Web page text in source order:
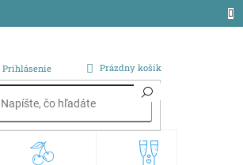
Prihlásenie
NÁKUPNÝ
KOŠÍK
Prázdny košík